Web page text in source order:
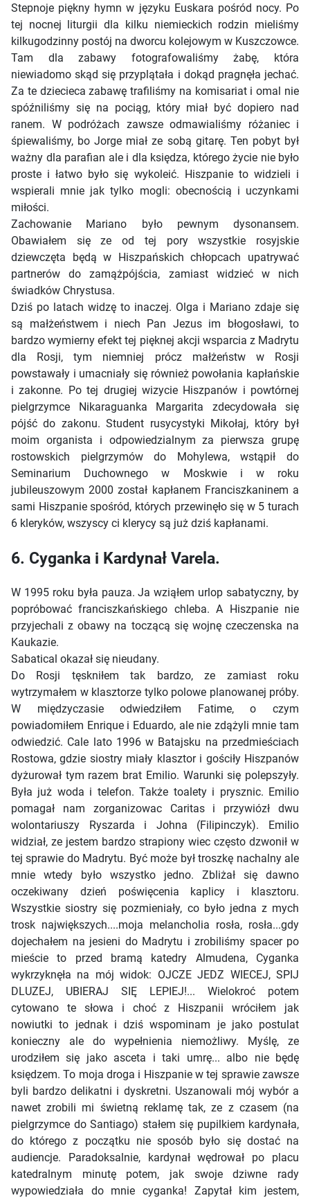
Stepnoje piękny hymn w języku Euskara pośród nocy. Po
tej nocnej liturgii dla kilku niemieckich rodzin mieliśmy
kilkugodzinny postój na dworcu kolejowym w Kuszczowce.
Tam dla zabawy fotografowaliśmy żabę, która
niewiadomo skąd się przyplątała i dokąd pragnęła jechać.
Za te dziecieca zabawę trafiliśmy na komisariat i omal nie
spóźniliśmy się na pociąg, który miał być dopiero nad
ranem. W podróżach zawsze odmawialiśmy różaniec i
śpiewaliśmy, bo Jorge miał ze sobą gitarę. Ten pobyt był
ważny dla parafian ale i dla księdza, którego życie nie było
proste i łatwo było się wykoleić. Hiszpanie to widzieli i
wspierali mnie jak tylko mogli: obecnością i uczynkami
miłości.
Zachowanie Mariano było pewnym dysonansem.
Obawiałem się ze od tej pory wszystkie rosyjskie
dziewczęta będą w Hiszpańskich chłopcach upatrywać
partnerów do zamążpójścia, zamiast widzieć w nich
świadków Chrystusa.
Dziś po latach widzę to inaczej. Olga i Mariano zdaje się
są małżeństwem i niech Pan Jezus im błogosławi, to
bardzo wymierny efekt tej pięknej akcji wsparcia z Madrytu
dla Rosji, tym niemniej prócz małżeństw w Rosji
powstawały i umacniały się również powołania kapłańskie
i zakonne. Po tej drugiej wizycie Hiszpanów i powtórnej
pielgrzymce Nikaraguanka Margarita zdecydowała się
pójść do zakonu. Student rusycystyki Mikołaj, który był
moim organista i odpowiedzialnym za pierwsza grupę
rostowskich pielgrzymów do Mohylewa, wstąpił do
Seminarium Duchownego w Moskwie i w roku
jubileuszowym 2000 został kapłanem Franciszkaninem a
sami Hiszpanie spośród, których przewinęło się w 5 turach
6 kleryków, wszyscy ci klerycy są już dziś kapłanami.
6. Cyganka i Kardynał Varela.
W 1995 roku była pauza. Ja wziąłem urlop sabatyczny, by
popróbować franciszkańskiego chleba. A Hiszpanie nie
przyjechali z obawy na toczącą się wojnę czeczenska na
Kaukazie.
Sabatical okazał się nieudany.
Do Rosji tęskniłem tak bardzo, ze zamiast roku
wytrzymałem w klasztorze tylko polowe planowanej próby.
W międzyczasie odwiedziłem Fatime, o czym
powiadomiłem Enrique i Eduardo, ale nie zdążyli mnie tam
odwiedzić. Cale lato 1996 w Batajsku na przedmieściach
Rostowa, gdzie siostry miały klasztor i gościły Hiszpanów
dyżurował tym razem brat Emilio. Warunki się polepszyły.
Była już woda i telefon. Także toalety i prysznic. Emilio
pomagał nam zorganizowac Caritas i przywiózł dwu
wolontariuszy Ryszarda i Johna (Filipinczyk). Emilio
widział, ze jestem bardzo strapiony wiec często dzwonił w
tej sprawie do Madrytu. Być może był troszkę nachalny ale
mnie wtedy było wszystko jedno. Zbliżał się dawno
oczekiwany dzień poświęcenia kaplicy i klasztoru.
Wszystkie siostry się pozmieniały, co było jedna z mych
trosk największych....moja melancholia rosła, rosła...gdy
dojechałem na jesieni do Madrytu i zrobiliśmy spacer po
mieście to przed bramą katedry Almudena, Cyganka
wykrzyknęła na mój widok: OJCZE JEDZ WIECEJ, SPIJ
DLUZEJ, UBIERAJ SIĘ LEPIEJ!... Wielokroć potem
cytowano te słowa i choć z Hiszpanii wróciłem jak
nowiutki to jednak i dziś wspominam je jako postulat
konieczny ale do wypełnienia niemożliwy. Myślę, ze
urodziłem się jako asceta i taki umrę... albo nie będę
księdzem. To moja droga i Hiszpanie w tej sprawie zawsze
byli bardzo delikatni i dyskretni. Uszanowali mój wybór a
nawet zrobili mi świetną reklamę tak, ze z czasem (na
pielgrzymce do Santiago) stałem się pupilkiem kardynała,
do którego z początku nie sposób było się dostać na
audiencje. Paradoksalnie, kardynał wędrował po placu
katedralnym minutę potem, jak swoje dziwne rady
wypowiedziała do mnie cyganka! Zapytał kim jestem,